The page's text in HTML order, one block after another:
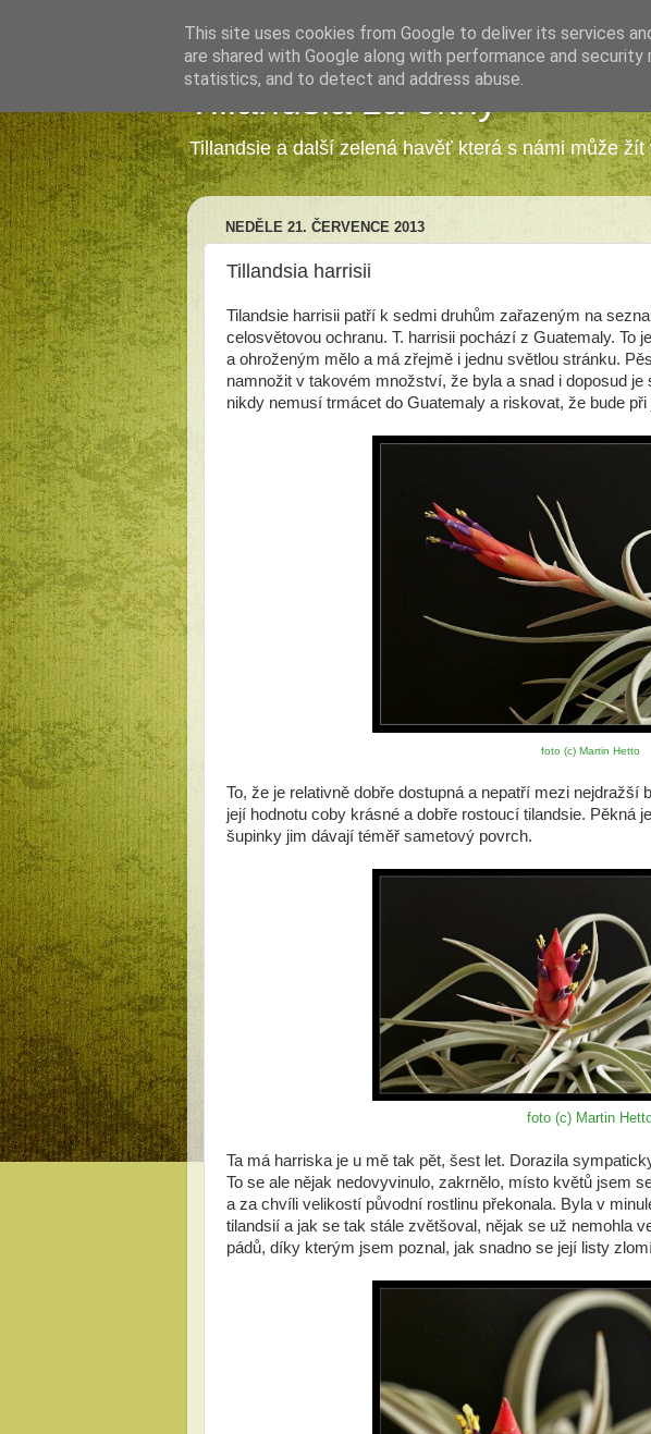
Tillandsia za okny
Tillandsie a další zelená havěť která s námi může
NEDĚLE 21. ČERVENCE 2013
Tillandsia harrisii
Tilandsie harrisii patří k sedmi druhům zařazeným na
celosvětovou ochranu. T. harrisii pochází z Guatemaly. To
a ohroženým mělo a má zřejmě i jednu světlou stránku.
namnožit v takovém množství, že byla a snad i doposud
nikdy nemusí trmácet do Guatemaly a riskovat, že bude
foto (c) Martin Hetto
To, že je relativně dobře dostupná a nepatří mezi nejdražší
její hodnotu coby krásné a dobře rostoucí tilandsie. Pěkná
šupinky jim dávají téměř sametový povrch.
foto (c) Martin
Ta má harriska je u mě tak pět, šest let. Dorazila
To se ale nějak nedovyvinulo, zakrnělo, místo květů jsem
a za chvíli velikostí původní rostlinu překonala. Byla v
tilandsií a jak se tak stále zvětšoval, nějak se už nemohla
pádů, díky kterým jsem poznal, jak snadno se její listy
This site uses cookies from Google to deliver its services
are shared with Google along with performance and
statistics, and to detect and address abuse.